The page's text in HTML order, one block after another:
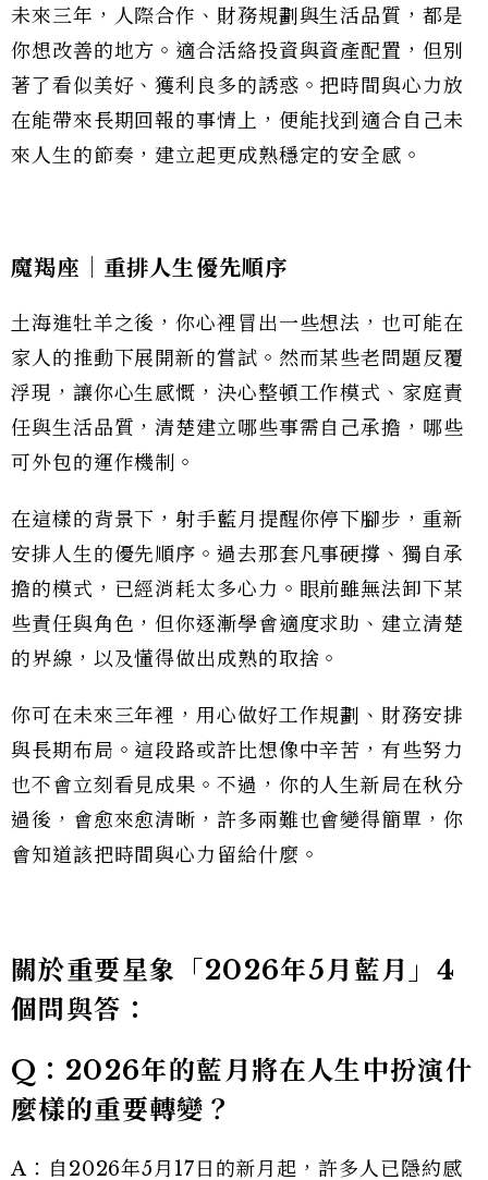
未來三年，人際合作、財務規劃與生活品質，都是
你想改善的地方。適合活絡投資與資產配置，但別
著了看似美好、獲利良多的誘惑。把時間與心力放
在能帶來長期回報的事情上，便能找到適合自己未
來人生的節奏，建立起更成熟穩定的安全感。
魔羯座｜重排人生優先順序
土海進牡羊之後，你心裡冒出一些想法，也可能在
家人的推動下展開新的嘗試。然而某些老問題反覆
浮現，讓你心生感慨，決心整頓工作模式、家庭責
任與生活品質，清楚建立哪些事需自己承擔，哪些
可外包的運作機制。
在這樣的背景下，射手藍月提醒你停下腳步，重新
安排人生的優先順序。過去那套凡事硬撐、獨自承
擔的模式，已經消耗太多心力。眼前雖無法卸下某
些責任與角色，但你逐漸學會適度求助、建立清楚
的界線，以及懂得做出成熟的取捨。
你可在未來三年裡，用心做好工作規劃、財務安排
與長期布局。這段路或許比想像中辛苦，有些努力
也不會立刻看見成果。不過，你的人生新局在秋分
過後，會愈來愈清晰，許多兩難也會變得簡單，你
會知道該把時間與心力留給什麼。
關於重要星象「2026年5月藍月」4
個問與答：
Q：2026年的藍月將在人生中扮演什
麼樣的重要轉變？
A：自2026年5月17日的新月起，許多人已隱約感